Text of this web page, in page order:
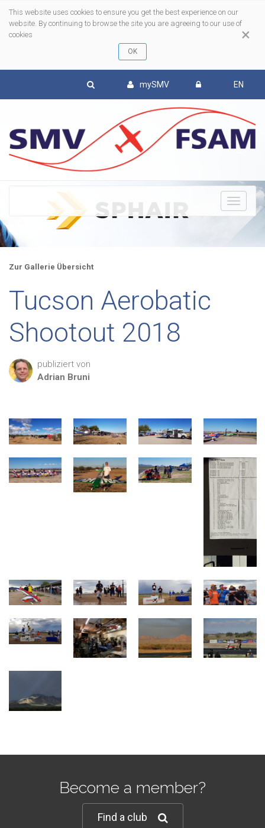
×
This website uses cookies to ensure you get the best experience on our
website. By continuing to browse the site you are agreeing to our use of
cookies
mySMV EN
Zur Gallerie Übersicht
Tucson Aerobatic
Shootout 2018
publiziert von
Adrian Bruni
Become a member?
Find a club